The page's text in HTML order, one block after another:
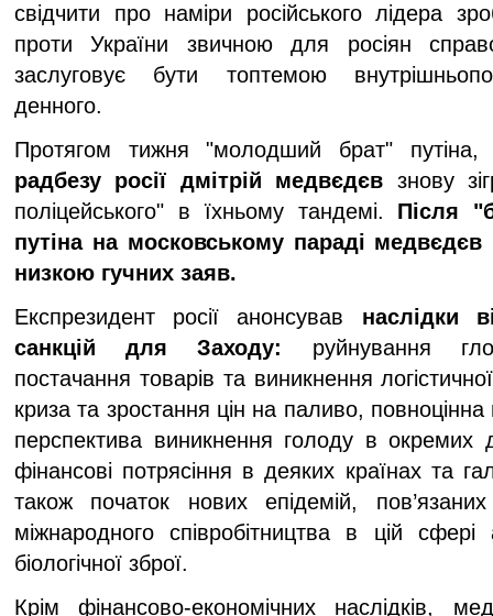
свідчити про наміри російського лідера
проти України звичною для росіян
заслуговує бути топтемою
денного.
Протягом тижня "молодший брат" путіна,
радбезу росії дмітрій медвєдєв знову
поліцейського" в їхньому тандемі. Після
путіна на московському параді медвєдєв
низкою гучних заяв.
Експрезидент росії анонсував наслідки
санкцій для Заходу:
руйнування
постачання товарів та виникнення
криза та зростання цін на паливо, повноцінна
перспектива виникнення голоду в окремих
фінансові потрясіння в деяких країнах та
також початок нових епідемій,
міжнародного співробітництва в цій
біологічної зброї.
Крім фінансово-економічних наслідків,